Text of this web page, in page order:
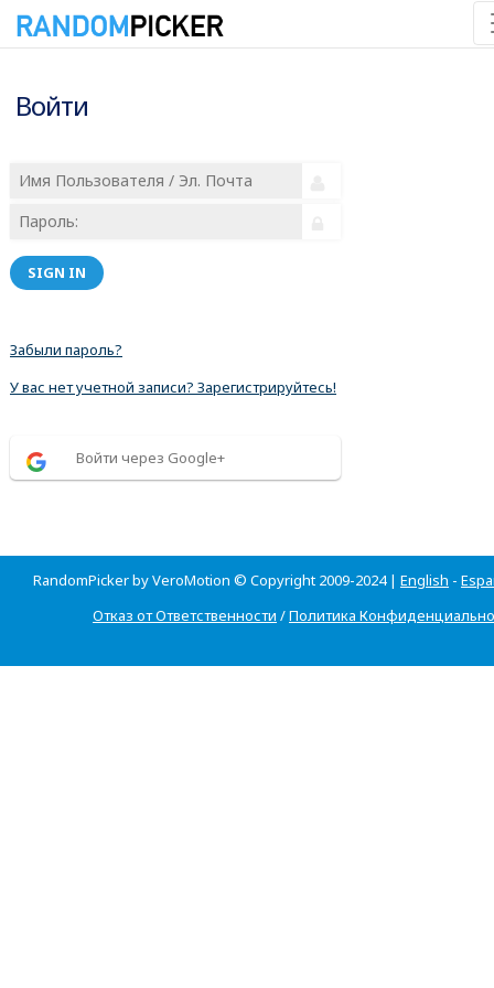
Войти
SIGN IN
Забыли пароль?
У вас нет учетной записи? Зарегистрируйтесь!
Войти через Google+
RandomPicker by VeroMotion © Copyright 2009-2024 | English -
Отказ от Ответственности /Политика